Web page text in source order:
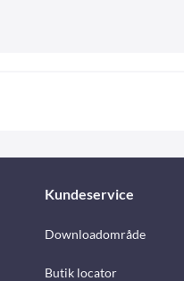
Kundeservice
Downloadområde
Butik locator